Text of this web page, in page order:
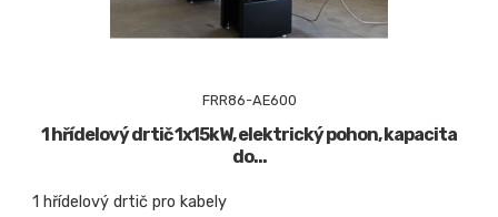
FRR86-AE600
1 hřídelový drtič 1x15kW, elektrický pohon, kapacita
do...
1 hřídelový drtič pro kabely